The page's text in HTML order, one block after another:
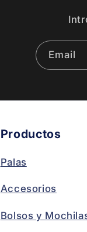
Email
Productos
Palas
Accesorios
Bolsos y